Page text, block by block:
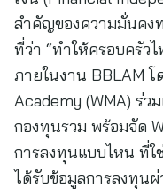
สำคัญของความมั่นคง
ที่ว่า “ทำให้ครอบครัว
ภายในงาน BBLAM
Academy (WMA) ร่
กองทุนรวม พร้อมจัด
การลงทุนแบบไหน ที่ใ
ได้รับข้อมูลการลงทุน